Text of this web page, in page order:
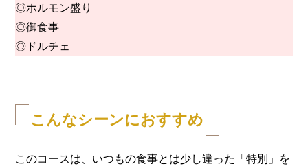
◎ホルモン盛り
◎御食事
◎ドルチェ
こんなシーンにおすすめ
このコースは、いつもの食事とは少し違った「特別」を